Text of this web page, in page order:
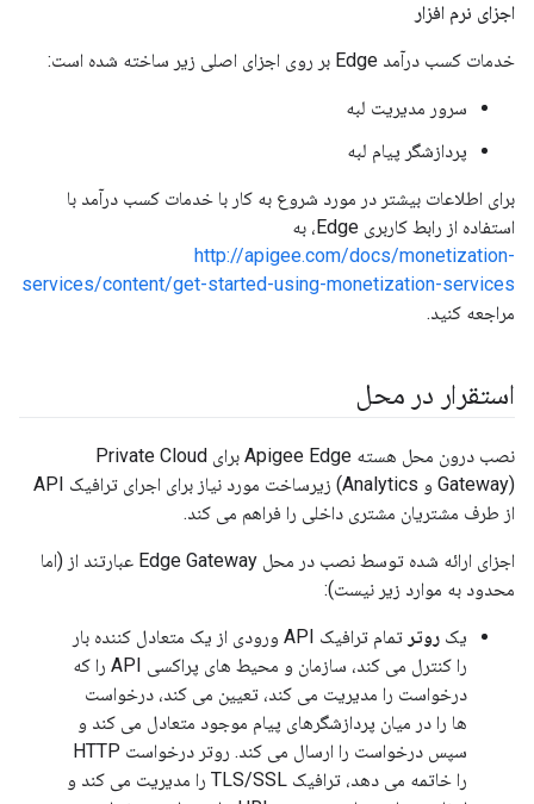
اجزای نرم افزار
خدمات کسب درآمد Edge بر روی اجزای اصلی زیر ساخته شده است:
سرور مدیریت لبه
پردازشگر پیام لبه
برای اطلاعات بیشتر در مورد شروع به کار با خدمات کسب درآمد با
استفاده از رابط کاربری Edge، به
http://apigee.com/docs/monetization-
services/content/get-started-using-monetization-services
مراجعه کنید.
استقرار در محل
نصب درون محل هسته Apigee Edge برای Private Cloud
(Gateway و Analytics) زیرساخت مورد نیاز برای اجرای ترافیک API
از طرف مشتریان مشتری داخلی را فراهم می کند.
اجزای ارائه شده توسط نصب در محل Edge Gateway عبارتند از (اما
محدود به موارد زیر نیست):
یک روتر
تمام ترافیک API ورودی از یک متعادل کننده بار
را کنترل می کند، سازمان و محیط های پراکسی API را که
درخواست را مدیریت می کند، تعیین می کند، درخواست
ها را در میان پردازشگرهای پیام موجود متعادل می کند و
سپس درخواست را ارسال می کند. روتر درخواست HTTP
را خاتمه می دهد، ترافیک TLS/SSL را مدیریت می کند و